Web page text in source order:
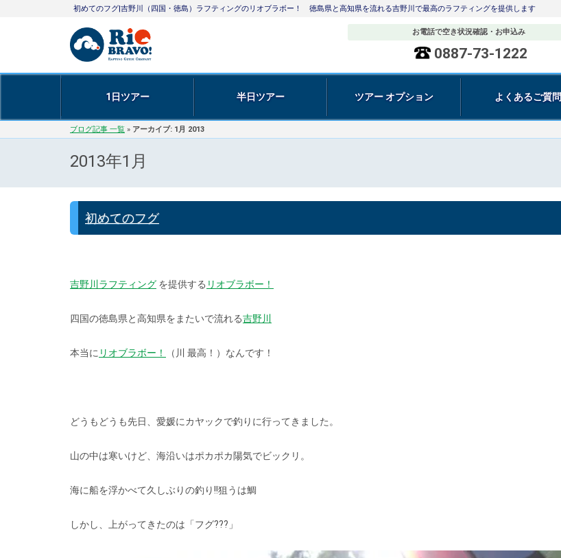
初めてのフグ|吉野川（四国・徳島）ラフティングのリオブラボー！ 徳島県と高知県を流れる吉野川で最高のラフティングを提供します
お電話で空き状況確認・お申込み
0887-73-1222
1日ツアー 半日ツアー ツアー オプション よくあるご質問
ブログ記事 一覧 » アーカイブ: 1月 2013
2013年1月
初めてのフグ
吉野川ラフティング を提供する リオブラボー！
四国の徳島県と高知県をまたいで流れる吉野川
本当に リオブラボー！ （川 最高！）なんです！
どうもどうも先日、愛媛にカヤックで釣りに行ってきました。
山の中は寒いけど、海沿いはポカポカ陽気でビックリ。
海に船を浮かべて久しぶりの釣り!!狙うは鯛
しかし、上がってきたのは「フグ???」